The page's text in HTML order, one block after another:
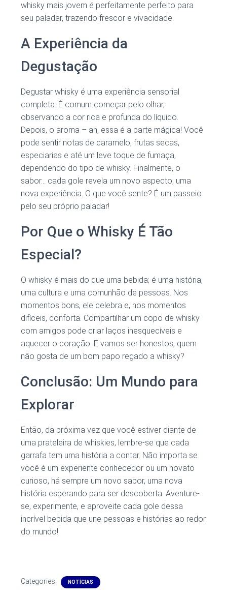
whisky mais jovem é perfeitamente perfeito para
seu paladar, trazendo frescor e vivacidade.
A Experiência da
Degustação
Degustar whisky é uma experiência sensorial
completa. É comum começar pelo olhar,
observando a cor rica e profunda do líquido.
Depois, o aroma – ah, essa é a parte mágica! Você
pode sentir notas de caramelo, frutas secas,
especiarias e até um leve toque de fumaça,
dependendo do tipo de whisky. Finalmente, o
sabor… cada gole revela um novo aspecto, uma
nova experiência. O que você sente? É um passeio
pelo seu próprio paladar!
Por Que o Whisky É Tão
Especial?
O whisky é mais do que uma bebida; é uma história,
uma cultura e uma comunhão de pessoas. Nos
momentos bons, ele celebra e, nos momentos
difíceis, conforta. Compartilhar um copo de whisky
com amigos pode criar laços inesquecíveis e
aquecer o coração. E vamos ser honestos, quem
não gosta de um bom papo regado a whisky?
Conclusão: Um Mundo para
Explorar
Então, da próxima vez que você estiver diante de
uma prateleira de whiskies, lembre-se que cada
garrafa tem uma história a contar. Não importa se
você é um experiente conhecedor ou um novato
curioso, há sempre um novo sabor, uma nova
história esperando para ser descoberta. Aventure-
se, experimente, e aproveite cada gole dessa
incrível bebida que une pessoas e histórias ao redor
do mundo!
Categories: NOTÍCIAS